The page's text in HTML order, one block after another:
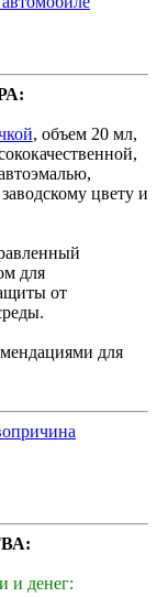
, объем 20 мл,
цвету и
для
от
для
и денег: